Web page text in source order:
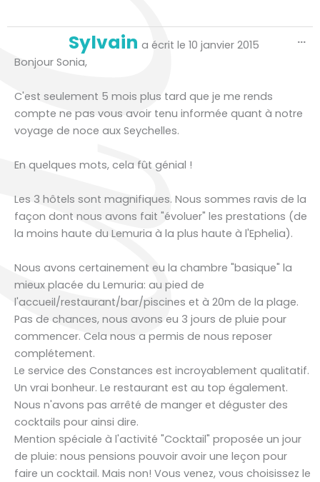
Sylvain a écrit le 10 janvier 2015
Bonjour Sonia,
C'est seulement 5 mois plus tard que je me rends
compte ne pas vous avoir tenu informée quant à notre
voyage de noce aux Seychelles.
En quelques mots, cela fût génial !
Les 3 hôtels sont magnifiques. Nous sommes ravis de la
façon dont nous avons fait "évoluer" les prestations (de
la moins haute du Lemuria à la plus haute à l'Ephelia).
Nous avons certainement eu la chambre "basique" la
mieux placée du Lemuria: au pied de
l'accueil/restaurant/bar/piscines et à 20m de la plage.
Pas de chances, nous avons eu 3 jours de pluie pour
commencer. Cela nous a permis de nous reposer
complétement.
Le service des Constances est incroyablement qualitatif.
Un vrai bonheur. Le restaurant est au top également.
Nous n'avons pas arrêté de manger et déguster des
cocktails pour ainsi dire.
Mention spéciale à l'activité "Cocktail" proposée un jour
de pluie: nous pensions pouvoir avoir une leçon pour
faire un cocktail. Mais non! Vous venez, vous choisissez le
...